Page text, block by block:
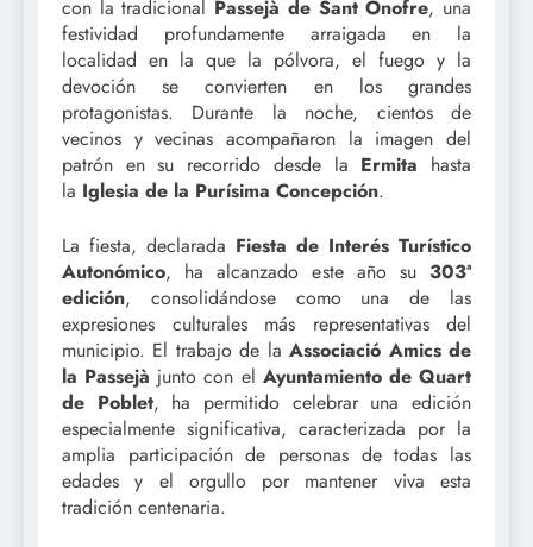
con la tradicional Passejà de Sant Onofre, una
festividad profundamente arraigada en la
localidad en la que la pólvora, el fuego y la
devoción se convierten en los grandes
protagonistas. Durante la noche, cientos de
vecinos y vecinas acompañaron la imagen del
patrón en su recorrido desde la Ermita hasta
la Iglesia de la Purísima Concepción.
La fiesta, declarada Fiesta de Interés Turístico
Autonómico, ha alcanzado este año su 303ª
edición, consolidándose como una de las
expresiones culturales más representativas del
municipio. El trabajo de laAssociació Amics de
la Passejà junto con el Ayuntamiento de Quart
de Poblet, ha permitido celebrar una edición
especialmente significativa, caracterizada por la
amplia participación de personas de todas las
edades y el orgullo por mantener viva esta
tradición centenaria.